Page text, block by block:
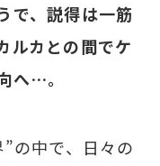
で、説得は一筋
ルカとの間でケ
へ…。
の中で、日々の